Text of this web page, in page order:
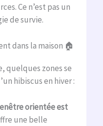
Ce n’est pas un
de survie.
dans la maison 🏠
quelques zones se
hibiscus en hiver :
orientée est
une belle